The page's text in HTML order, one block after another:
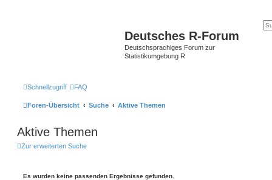
Deutsches R-Forum
Deutschsprachiges Forum zur
Statistikumgebung R
Schnellzugriff FAQ
Foren-Übersicht Suche Aktive Themen
Aktive Themen
Zur erweiterten Suche
Es wurden keine passenden Ergebnisse gefunden.